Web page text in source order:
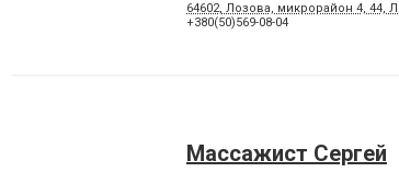
64602, Лозова, микрорайон 4, 44,
+380(50)569-08-04
Массажист Сергей